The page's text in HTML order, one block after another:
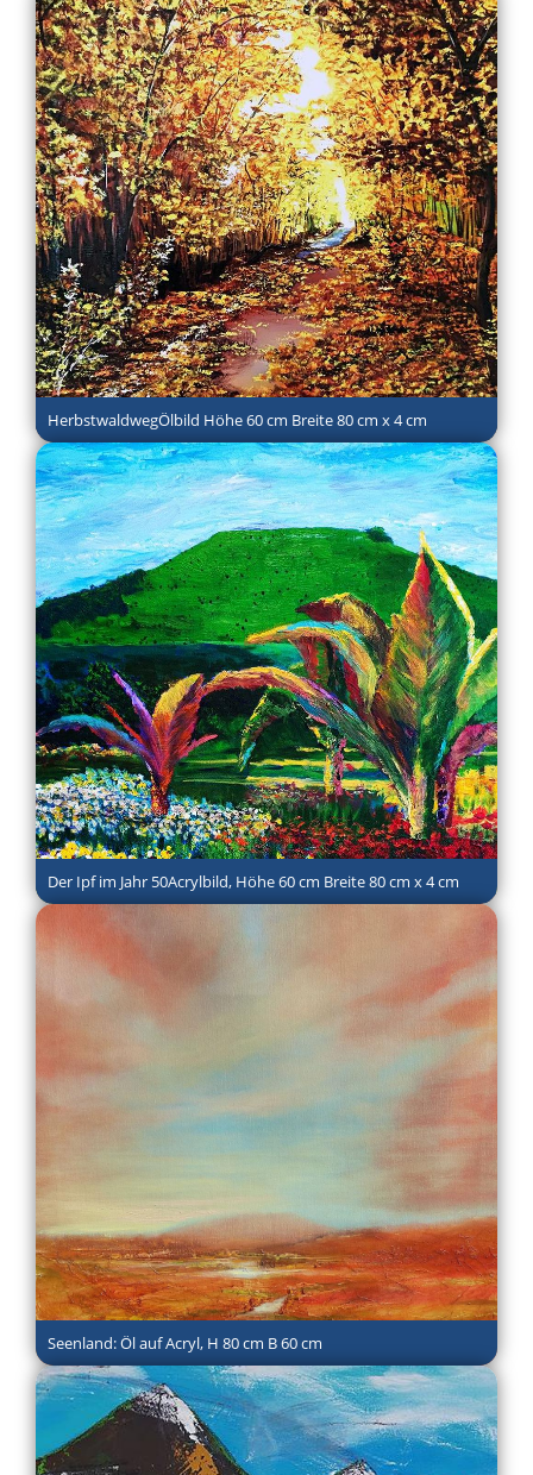
HerbstwaldwegÖlbild Höhe 60 cm Breite 80 cm x 4 cm
Der Ipf im Jahr 50Acrylbild, Höhe 60 cm Breite 80 cm x 4 cm
Seenland: Öl auf Acryl, H 80 cm B 60 cm